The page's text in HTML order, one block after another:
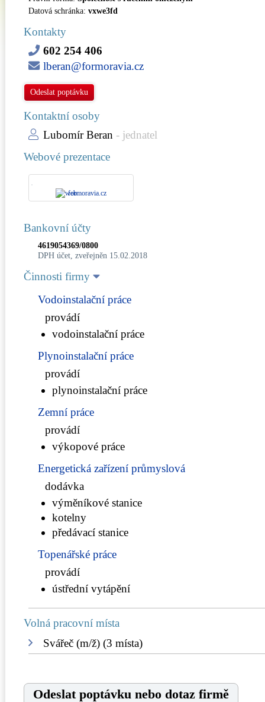
Datová schránka: vxwe3fd
Kontakty
602 254 406
lberan@formoravia.cz
Odeslat poptávku
Kontaktní osoby
Lubomír Beran - jednatel
Webové prezentace
formoravia.cz
Bankovní účty
4619054369/0800
DPH účet, zveřejněn 15.02.2018
Činnosti firmy
Vodoinstalační práce
provádí
vodoinstalační práce
Plynoinstalační práce
provádí
plynoinstalační práce
Zemní práce
provádí
výkopové práce
Energetická zařízení průmyslová
dodávka
výměníkové stanice
kotelny
předávací stanice
Topenářské práce
provádí
ústřední vytápění
Volná pracovní místa
Svářeč (m/ž) (3 místa)
Odeslat poptávku nebo dotaz firmě